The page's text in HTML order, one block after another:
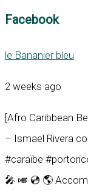
Facebook
le Bananier bleu
2 weeks ago
[Afro Caribbean
– Ismael Rivera
#caraïbe
🎤 🎺 💿 🌎